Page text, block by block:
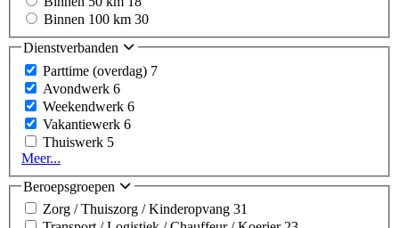
Binnen 100 km 30
Dienstverbanden
Parttime (overdag) 7
Avondwerk 6
Weekendwerk 6
Vakantiewerk 6
Thuiswerk 5
Meer...
Beroepsgroepen
Zorg / Thuiszorg / Kinderopvang 31